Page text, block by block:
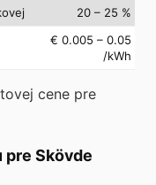
20 – 25 %
€ 0.005 – 0.05
/kWh
cene pre
Skövde